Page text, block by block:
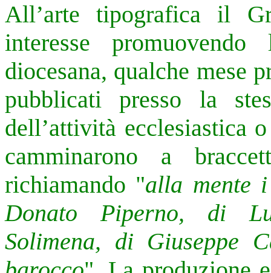
All’arte tipografica il
interesse
diocesana, qualche mese
pubblicati presso la
dell’attività ecclesiastica
camminarono a
richiamando "alla mente
Donato Piperno, di
Solimena, di Giuseppe